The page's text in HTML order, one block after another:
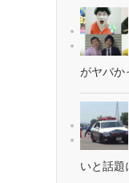
がヤバ
いと話